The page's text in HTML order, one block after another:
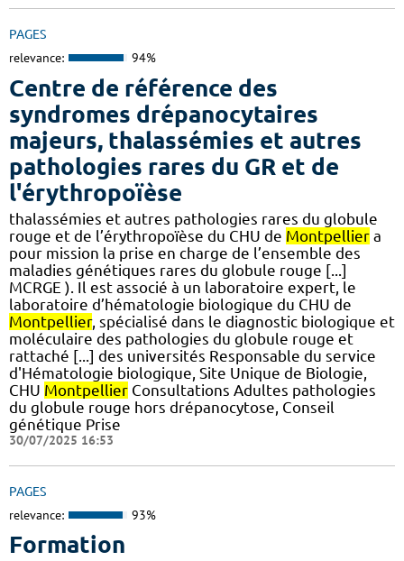
PAGES
relevance: 94%
Centre de référence des
syndromes drépanocytaires
majeurs, thalassémies et autres
pathologies rares du GR et de
l'érythropoïèse
thalassémies et autres pathologies rares du globule
rouge et de l’érythropoïèse du CHU de Montpellier a
pour mission la prise en charge de l’ensemble des
maladies génétiques rares du globule rouge [...]
MCRGE ). Il est associé à un laboratoire expert, le
laboratoire d’hématologie biologique du CHU de
Montpellier, spécialisé dans le diagnostic biologique et
moléculaire des pathologies du globule rouge et
rattaché [...] des universités Responsable du service
d'Hématologie biologique, Site Unique de Biologie,
CHU Montpellier Consultations Adultes pathologies
du globule rouge hors drépanocytose, Conseil
génétique Prise
30/07/2025 16:53
PAGES
relevance: 93%
Formation